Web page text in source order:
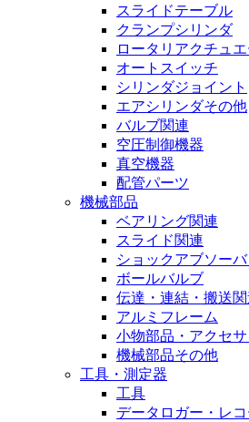
スライドテーブル
クランプシリンダ
ロータリアクチュ
オートスイッチ
シリンダジョイント
エアシリンダその他
バルブ関連
空圧制御機器
真空機器
配管パーツ
機械部品
ベアリング関連
スライド関連
ショックアブソー
ボールバルブ
伝達・連結・搬送関
アルミフレーム
小物部品・アクセサ
機械部品その他
工具・測定器
工具
データロガー・レ